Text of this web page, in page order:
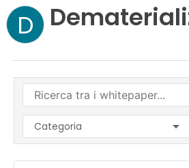
D
Categoria